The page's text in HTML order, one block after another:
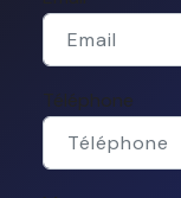
Téléphone